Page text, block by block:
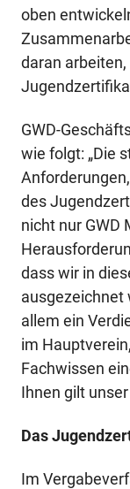
oben
daran
GWD-
wie folgt: „Die
des
nicht nur GWD
dass wir in
ausgezeichnet
allem ein
im
Fachwissen
Ihnen gilt
Das
Im